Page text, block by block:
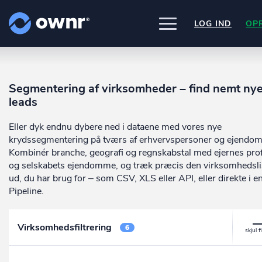
PRODUKTER
ownr Insights
ownr Ajour
Hold dig opdateret og compliant
ownr Pipeline
Sæt strøm til dit nysalg
Identificer salgsklare kundeemner
Bygnings- og Boligregisteret
Geodatastyrelsen
Vurderingsstyrelsen
Danmarks adresser
Mange flere på vej
INTEGRATIONER
Pipedrive
Kommer snart
ownr API
Kun fantasien sætter grænsen
Data i begge retninger
Ownr opdatere ikke bare dine
systemer, vi giver dig også
arbejde med dine kunder i vores
innovative produkter somPipeline
Ajour .
PRISER
OM OWNR
LOG IND
Segmentering af virksomheder – find nemt
leads
Eller dyk endnu dybere ned i dataene med vores nye
krydssegmentering på tværs af erhvervspersoner og
Kombinér branche, geografi og regnskabstal med ejernes
og selskabets ejendomme, og træk præcis den
ud, du har brug for – som CSV, XLS eller API, eller direkte i
Pipeline.
Virksomhedsfiltrering 6